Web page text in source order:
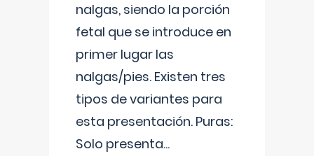
nalgas, siendo la porción
fetal que se introduce en
primer lugar las
nalgas/pies. Existen tres
tipos de variantes para
esta presentación. Puras:
Solo presenta...